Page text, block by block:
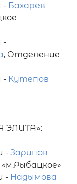
- Бахарев
, Отделение
- Кутепов
ЭЛИТА»:
- Зарипов
- Надымова